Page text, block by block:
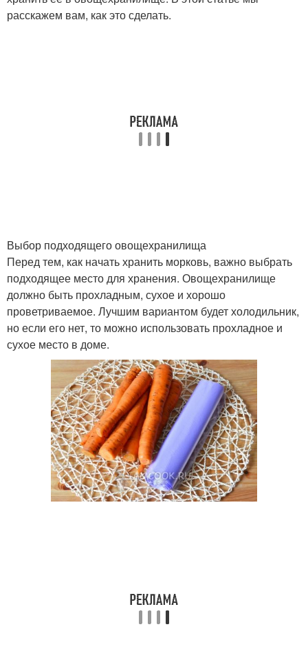
расскажем вам, как это сделать.
Выбор подходящего овощехранилища
Перед тем, как начать хранить морковь, важно выбрать
подходящее место для хранения. Овощехранилище
должно быть прохладным, сухое и хорошо
проветриваемое. Лучшим вариантом будет холодильник,
но если его нет, то можно использовать прохладное и
сухое место в доме.